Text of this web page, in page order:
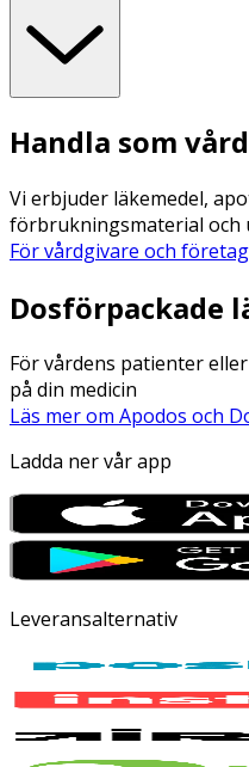
Handla som
Vi erbjuder läkemedel,
förbrukningsmaterial och
För vårdgivare och företag
Dosförpackade
För vårdens patienter
på din medicin
Läs mer om Apodos och
Ladda ner vår app
Leveransalternativ